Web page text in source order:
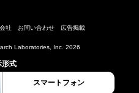
社 お問い合わせ 広告掲載
Laboratories, Inc. 2026
形式
スマートフォン